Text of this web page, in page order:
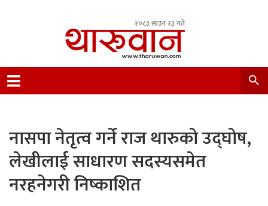
२०८३ साउन २३ गते
Nepal.
नासपा नेतृत्व गर्ने राज थारुको उद्‍घोष,
लेखीलाई साधारण सदस्यसमेत
नरहनेगरी निष्काशित